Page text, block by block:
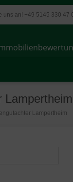
uns an! +49 5145 330 47
Lampertheim
Lampertheim